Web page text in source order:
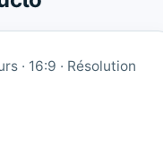
· 16:9 · Résolution